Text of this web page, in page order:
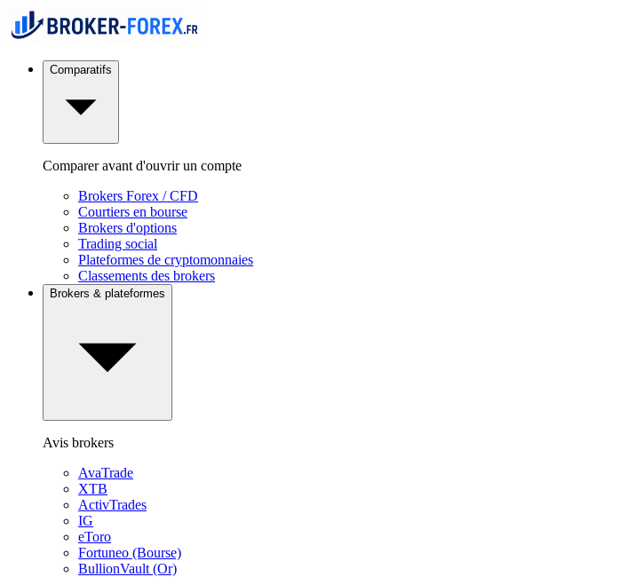
Comparatifs
Comparer avant d'ouvrir un compte
Brokers Forex / CFD
Courtiers en bourse
Brokers d'options
Trading social
Plateformes de cryptomonnaies
Classements des brokers
Brokers & plateformes
Avis brokers
AvaTrade
XTB
ActivTrades
IG
eToro
Fortuneo (Bourse)
BullionVault (Or)